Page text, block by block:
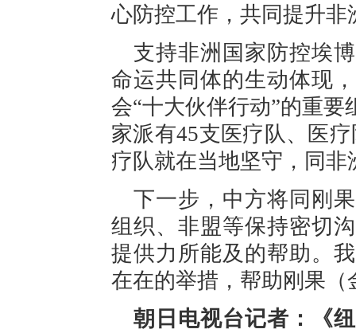
心防控工作，共同提升
支持非洲国家防控埃
命运共同体的生动体现
会“十大伙伴行动”的重
家派有45支医疗队、医
疗队就在当地坚守，同
下一步，中方将同刚
组织、非盟等保持密切
提供力所能及的帮助。
在在的举措，帮助刚果
朝日电视台记者：《